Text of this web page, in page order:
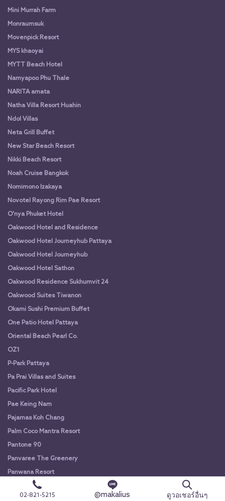
Mini Murrah Farm
Monraumsuk
Movenpick Resort
MYS khaoyai
MYTT Beach Hotel
Namyapoo Phu Thale
NARITA amata
Natha Villa Resort Huahin
Ndol Villas
Neta Grill Buffet
New Star Beach Resort
Nikki Beach Resort
Noah Cruise Bangkok
Nomimono Izakaya
Novotel Rayong Rim Pae Resort
O'nya Phuket Hotel
Oakwood Hotel and Residence
Oakwood Hotel Journeyhub Pattaya
Oakwood Hotel Journeyhub
Oakwood Hotel Sathon
Oakwood Residence Sukhumvit 24
Oakwood Suites Tiwanon
Okami Sushi Premium Buffet
One Patio Hotel Pattaya
Oriental Beach Pearl Co.
OZ1
P-Park Pattaya
Pa Prai Villas and Suites
Pacific Park Hotel
Pae Keing Nam
Pajamas Koh Chang
Palm Coco Mantra Resort
Pantone 90
Panvaree The Greenery
Panwana Resort
Paradise Koh yao
02-821-5215 @makalius ดูวอเชอร์อื่นๆ